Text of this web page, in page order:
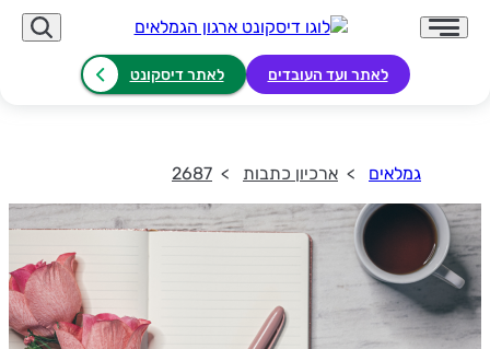
לאתר ועד העובדים לאתר דיסקונט
גמלאים ארכיון כתבות 2687